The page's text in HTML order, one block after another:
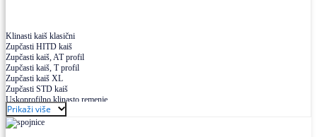
Klinasti kaiš klasični
Zupčasti HITD kaiš
Zupčasti kaiš, AT profil
Zupčasti kaiš, T profil
Zupčasti kaiš XL
Zupčasti STD kaiš
Uskoprofilno klinasto remenje
Uskoprofilno klinasto remenje spojeno
Uskoprofilno klinasto remenje XP extra power
Višekanalno remenje PJ,PK
Prikaži više